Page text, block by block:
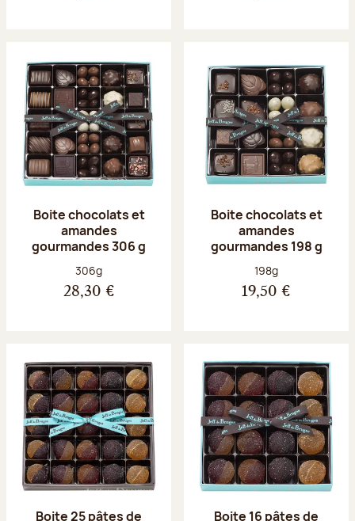
Boite chocolats et
amandes
gourmandes 306 g
Poids net :
306g
28,30 €
Boite chocolats et
amandes
gourmandes 198 g
Poids net :
198g
19,50 €
Boite 25 pâtes de Boite 16 pâtes de